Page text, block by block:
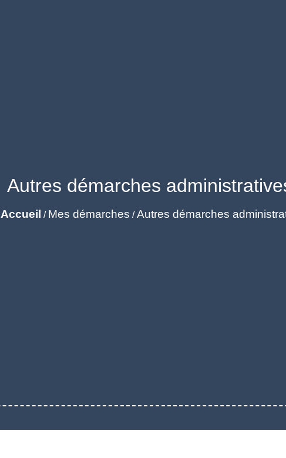
Autres démarches
Accueil / Mes démarches /Autres démarches